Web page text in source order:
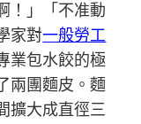
！」「不准動
家對一般勞工
業包水餃的極
兩團麵皮。麵
擴大成直徑三